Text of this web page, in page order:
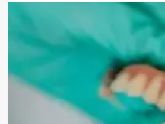
Python
programavimo